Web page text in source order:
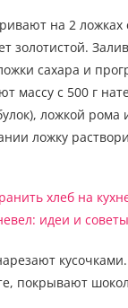
на 2 ложках
золотистой.
сахара и
массу с 500 г
ложкой рома
ложку
покрывают